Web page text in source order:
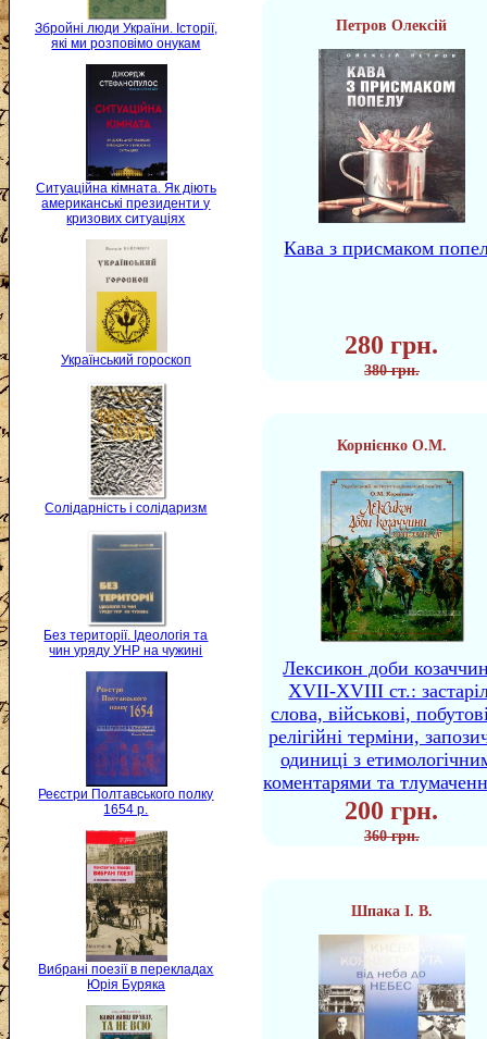
Збройні люди України. Історії,
які ми розповімо онукам
Ситуаційна кімната. Як діють
американські президенти у
кризових ситуаціях
Український гороскоп
Солідарність і солідаризм
Без території. Ідеологія та
чин уряду УНР на чужині
Реєстри Полтавського полку
1654 р.
Вибрані поезії в перекладах
Юрія Буряка
Петров Олексій
Кава з присмаком
280 грн.
380 грн.
Корнієнко О.М.
Лексикон доби
XVII-XVIII ст.:
слова, військові,
релігійні терміни,
одиниці з
коментарями та
200 грн.
360 грн.
Шпака І. В.